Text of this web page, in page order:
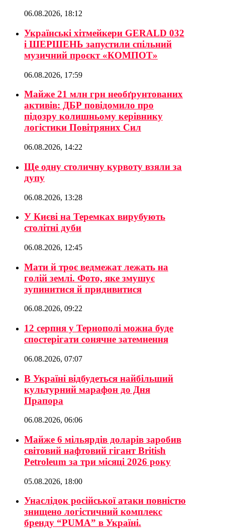
06.08.2026, 18:12
Українські хітмейкери GERALD 032
і ШЕРШЕНЬ запустили спільний
музичний проєкт «КОМПОТ»
06.08.2026, 17:59
Майже 21 млн грн необґрунтованих
активів: ДБР повідомило про
підозру колишньому керівнику
логістики Повітряних Сил
06.08.2026, 14:22
Ще одну столичну курвоту взяли за
дупу
06.08.2026, 13:28
У Києві на Теремках вирубують
столітні дуби
06.08.2026, 12:45
Мати й троє ведмежат лежать на
голій землі. Фото, яке змушує
зупинитися й придивитися
06.08.2026, 09:22
12 серпня у Тернополі можна буде
спостерігати сонячне затемнення
06.08.2026, 07:07
В Україні відбудеться найбільший
культурний марафон до Дня
Прапора
06.08.2026, 06:06
Майже 6 мільярдів доларів заробив
світовий нафтовий гігант British
Petroleum за три місяці 2026 року
05.08.2026, 18:00
Унаслідок російської атаки повністю
знищено логістичний комплекс
бренду “PUMA” в Україні.